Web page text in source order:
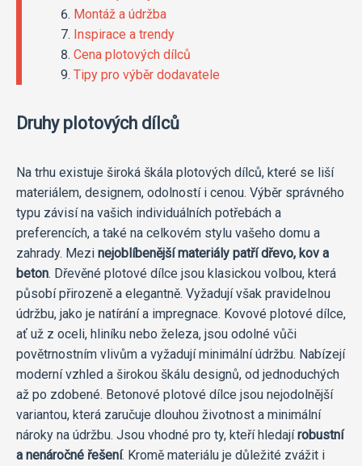
Montáž a údržba
Inspirace a trendy
Cena plotových dílců
Tipy pro výběr dodavatele
Druhy plotových dílců
Na trhu existuje široká škála plotových dílců, které se liší
materiálem, designem, odolností i cenou. Výběr správného
typu závisí na vašich individuálních potřebách a
preferencích, a také na celkovém stylu vašeho domu a
zahrady. Mezi nejoblíbenější materiály patří dřevo, kov a
beton. Dřevěné plotové dílce jsou klasickou volbou, která
působí přirozeně a elegantně. Vyžadují však pravidelnou
údržbu, jako je natírání a impregnace. Kovové plotové dílce,
ať už z oceli, hliníku nebo železa, jsou odolné vůči
povětrnostním vlivům a vyžadují minimální údržbu. Nabízejí
moderní vzhled a širokou škálu designů, od jednoduchých
až po zdobené. Betonové plotové dílce jsou nejodolnější
variantou, která zaručuje dlouhou životnost a minimální
nároky na údržbu. Jsou vhodné pro ty, kteří hledajírobustní
a nenáročné řešení. Kromě materiálu je důležité zvážit i